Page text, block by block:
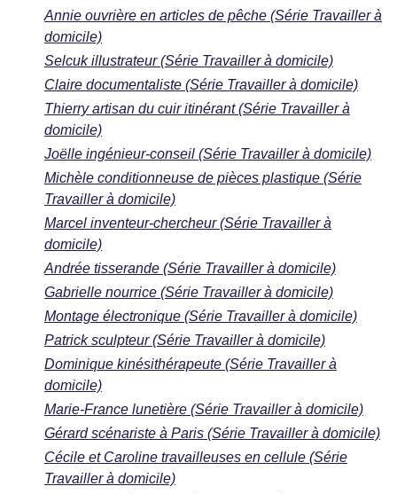
Annie ouvrière en articles de pêche (Série Travailler à
domicile)
Selcuk illustrateur (Série Travailler à domicile)
Claire documentaliste (Série Travailler à domicile)
Thierry artisan du cuir itinérant (Série Travailler à
domicile)
Joëlle ingénieur-conseil (Série Travailler à domicile)
Michèle conditionneuse de pièces plastique (Série
Travailler à domicile)
Marcel inventeur-chercheur (Série Travailler à
domicile)
Andrée tisserande (Série Travailler à domicile)
Gabrielle nourrice (Série Travailler à domicile)
Montage électronique (Série Travailler à domicile)
Patrick sculpteur (Série Travailler à domicile)
Dominique kinésithérapeute (Série Travailler à
domicile)
Marie-France lunetière (Série Travailler à domicile)
Gérard scénariste à Paris (Série Travailler à domicile)
Cécile et Caroline travailleuses en cellule (Série
Travailler à domicile)